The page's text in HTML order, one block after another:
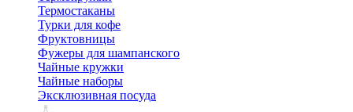
Термостаканы
Турки для кофе
Фруктовницы
Фужеры для шампанского
Чайные кружки
Чайные наборы
Эксклюзивная посуда